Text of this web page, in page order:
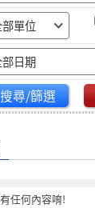
單位
日期
搜尋/篩選
任何內容唷!